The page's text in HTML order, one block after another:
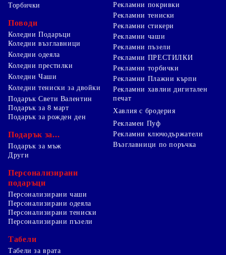
Торбички
Поводи
Коледни Подаръци
Коледни възглавници
Коледни одеяла
Коледни престилки
Коледни Чаши
Коледни тениски за двойки
Подарък Свети Валентин
Подарък за 8 март
Подарък за рожден ден
Подарък за...
Подарък за мъж
Рекламни покривки
Рекламни тениски
Рекламни стикери
Рекламни чаши
Рекламни пъзели
Рекламни ПРЕСТИЛКИ
Рекламни торбички
Рекламни Плажни кърпи
Рекламни хавлии дигитален
печат
Хавлия с бродерия
Рекламен Пуф
Рекламни ключодържатели
Възглавници по поръчка
Други
Персонализирани
подаръци
Персонализирани чаши
Персонализирани одеяла
Персонализирани тениски
Персонализирани пъзели
Табели
Табели за врата